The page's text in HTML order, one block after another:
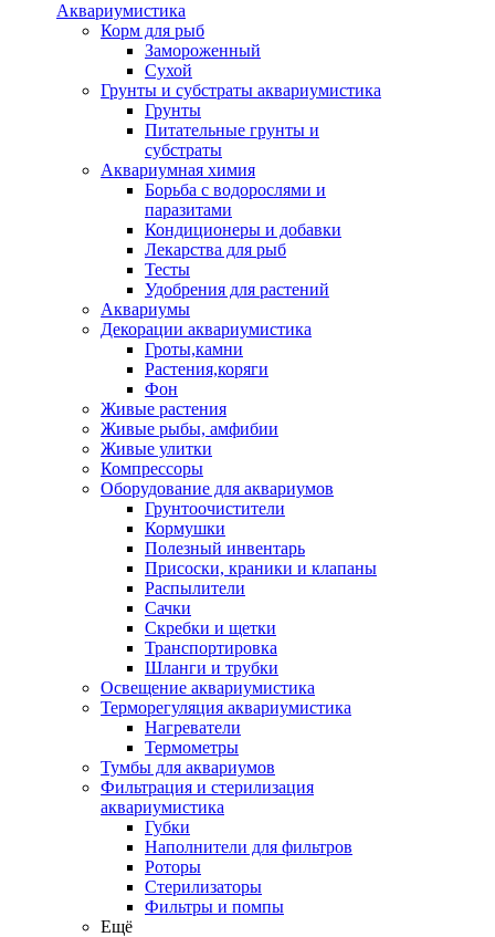
Аквариумистика
Корм для рыб
Замороженный
Сухой
Грунты и субстраты аквариумистика
Грунты
Питательные грунты и
субстраты
Аквариумная химия
Борьба с водорослями и
паразитами
Кондиционеры и добавки
Лекарства для рыб
Тесты
Удобрения для растений
Аквариумы
Декорации аквариумистика
Гроты,камни
Растения,коряги
Фон
Живые растения
Живые рыбы, амфибии
Живые улитки
Компрессоры
Оборудование для аквариумов
Грунтоочистители
Кормушки
Полезный инвентарь
Присоски, краники и клапаны
Распылители
Сачки
Скребки и щетки
Транспортировка
Шланги и трубки
Освещение аквариумистика
Терморегуляция аквариумистика
Нагреватели
Термометры
Тумбы для аквариумов
Фильтрация и стерилизация
аквариумистика
Губки
Наполнители для фильтров
Роторы
Стерилизаторы
Фильтры и помпы
Ещё